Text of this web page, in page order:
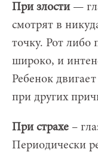
При злости —
смотрят в
точку. Рот либо
широко, и
Ребенок
при других
При страхе –
Периодически